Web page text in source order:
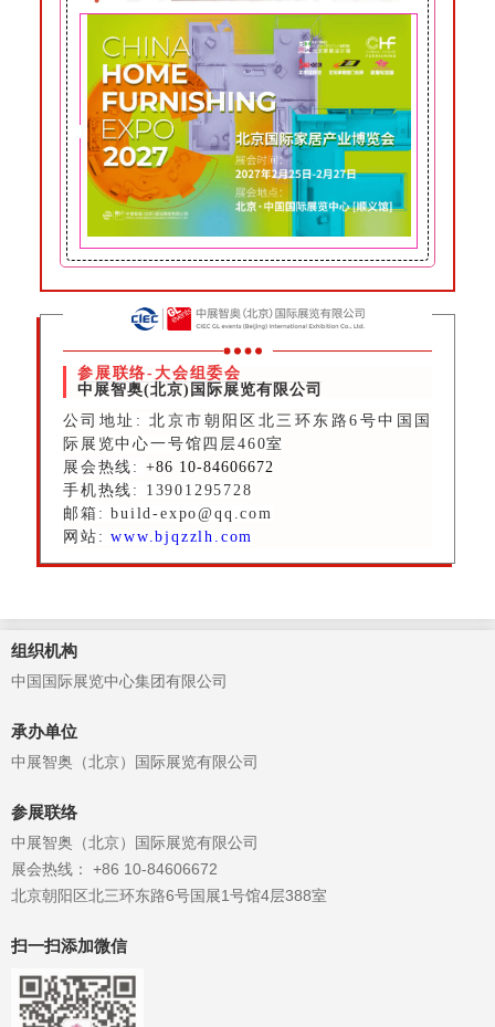
参展联络-大会组委会
中展智奥(北京)国际展览有限公司
公司地址: 北京市朝阳区北三环东路6号中国国
际展览中心一号馆四层460室
展会热线: +86 10-84606672
手机热线: 13901295728
邮箱: build-expo@qq.com
网站:www.bjqzzlh.com
组织机构
中国国际展览中心集团有限公司
承办单位
中展智奥（北京）国际展览有限公司
参展联络
中展智奥（北京）国际展览有限公司
展会热线： +86 10-84606672
北京朝阳区北三环东路6号国展1号馆4层388室
扫一扫添加微信